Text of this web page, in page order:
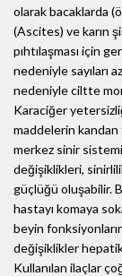
olarak bacaklarda
(Ascites) ve karın
pıhtılaşması için
nedeniyle sayıları
nedeniyle ciltte
Karaciğer
maddelerin
merkez sinir
değişiklikleri,
güçlüğü oluşabilir.
hastayı komaya
beyin
değişiklikler hepatik
Kullanılan ilaçlar